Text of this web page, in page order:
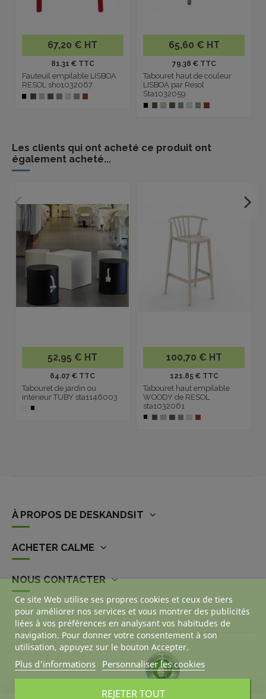
67,20 € HT
81.31 € TTC
Fauteuil empilable LISBOA
RESOL sho1032067
65,60 € HT
79.38 € TTC
Tabouret haut de couleur
LISBOA par Resol
Sta1032059
Les clients qui ont acheté ce produit ont
également acheté...
52,95 € HT
64.07 € TTC
Tabouret de jardin ou
intérieur TUBY sta1146003
100,70 € HT
121.85 € TTC
Tabouret haut empilable
WOODY de RESOL
sta1032061
À PROPOS DE DESKANDSIT
ACHETER CALME
NOUS CONTACTER
Ce site Web utilise ses propres cookies et ceux de tiers
pour améliorer nos services et vous montrer des publicités
liées à vos préférences en analysant vos habitudes de
navigation. Pour donner votre consentement à son
utilisation, appuyez sur le bouton Accepter.
Plus d'informations Personnaliser les cookies
REJETER TOUT